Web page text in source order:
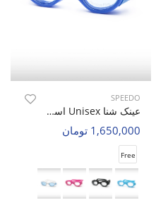
SPEEDO
عینک شنا Unisex اسپیدو Glide Vision U
1,650,000 تومان
Free